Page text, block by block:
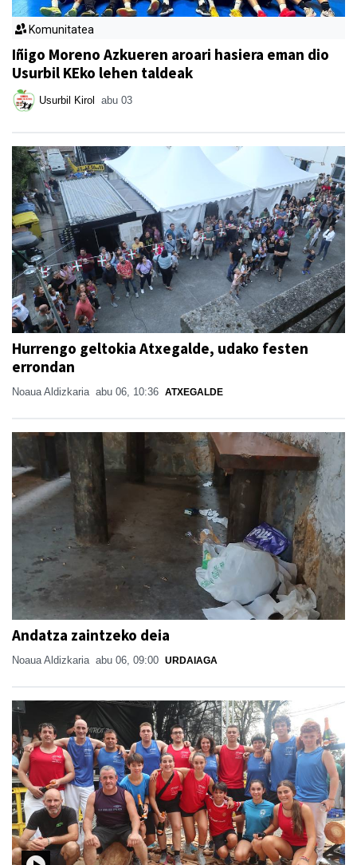
Komunitatea
Iñigo Moreno Azkueren aroari hasiera eman dio
Usurbil KEko lehen taldeak
Usurbil Kirol abu 03
Hurrengo geltokia Atxegalde, udako festen
errondan
Noaua Aldizkaria abu 06, 10:36 ATXEGALDE
Andatza zaintzeko deia
Noaua Aldizkaria abu 06, 09:00 URDAIAGA